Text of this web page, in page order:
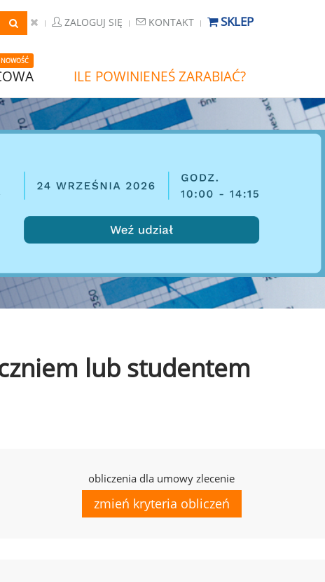
ZALOGUJ SIĘ KONTAKT SKLEP
NOWOŚĆ
ILE POWINIENEŚ ZARABIAĆ?
lub studentem
obliczenia dla umowy zlecenie
zmień kryteria obliczeń